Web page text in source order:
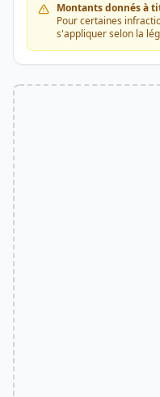
Montants donnés à
Pour certaines
s'appliquer selon la